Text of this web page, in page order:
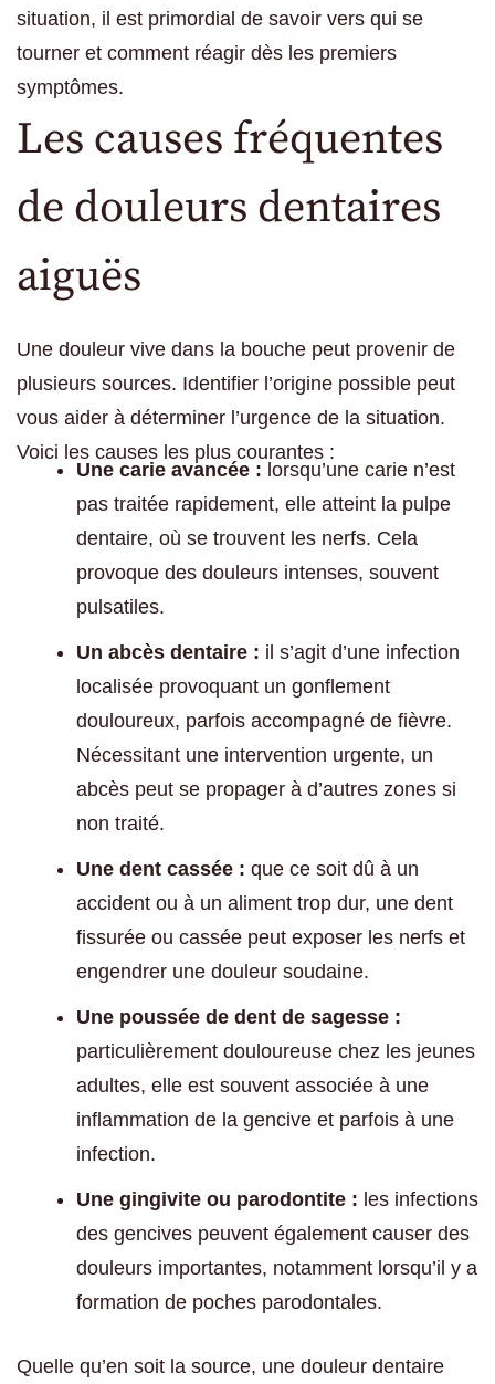
situation, il est primordial de savoir vers qui se
tourner et comment réagir dès les premiers
symptômes.
Les causes fréquentes
de douleurs dentaires
aiguës
Une douleur vive dans la bouche peut provenir de
plusieurs sources. Identifier l’origine possible peut
vous aider à déterminer l’urgence de la situation.
Voici les causes les plus courantes :
Une carie avancée : lorsqu’une carie n’est
pas traitée rapidement, elle atteint la pulpe
dentaire, où se trouvent les nerfs. Cela
provoque des douleurs intenses, souvent
pulsatiles.
Un abcès dentaire : il s’agit d’une infection
localisée provoquant un gonflement
douloureux, parfois accompagné de fièvre.
Nécessitant une intervention urgente, un
abcès peut se propager à d’autres zones si
non traité.
Une dent cassée : que ce soit dû à un
accident ou à un aliment trop dur, une dent
fissurée ou cassée peut exposer les nerfs et
engendrer une douleur soudaine.
Une poussée de dent de sagesse :
particulièrement douloureuse chez les jeunes
adultes, elle est souvent associée à une
inflammation de la gencive et parfois à une
infection.
Une gingivite ou parodontite : les infections
des gencives peuvent également causer des
douleurs importantes, notamment lorsqu’il y a
formation de poches parodontales.
Quelle qu’en soit la source, une douleur dentaire